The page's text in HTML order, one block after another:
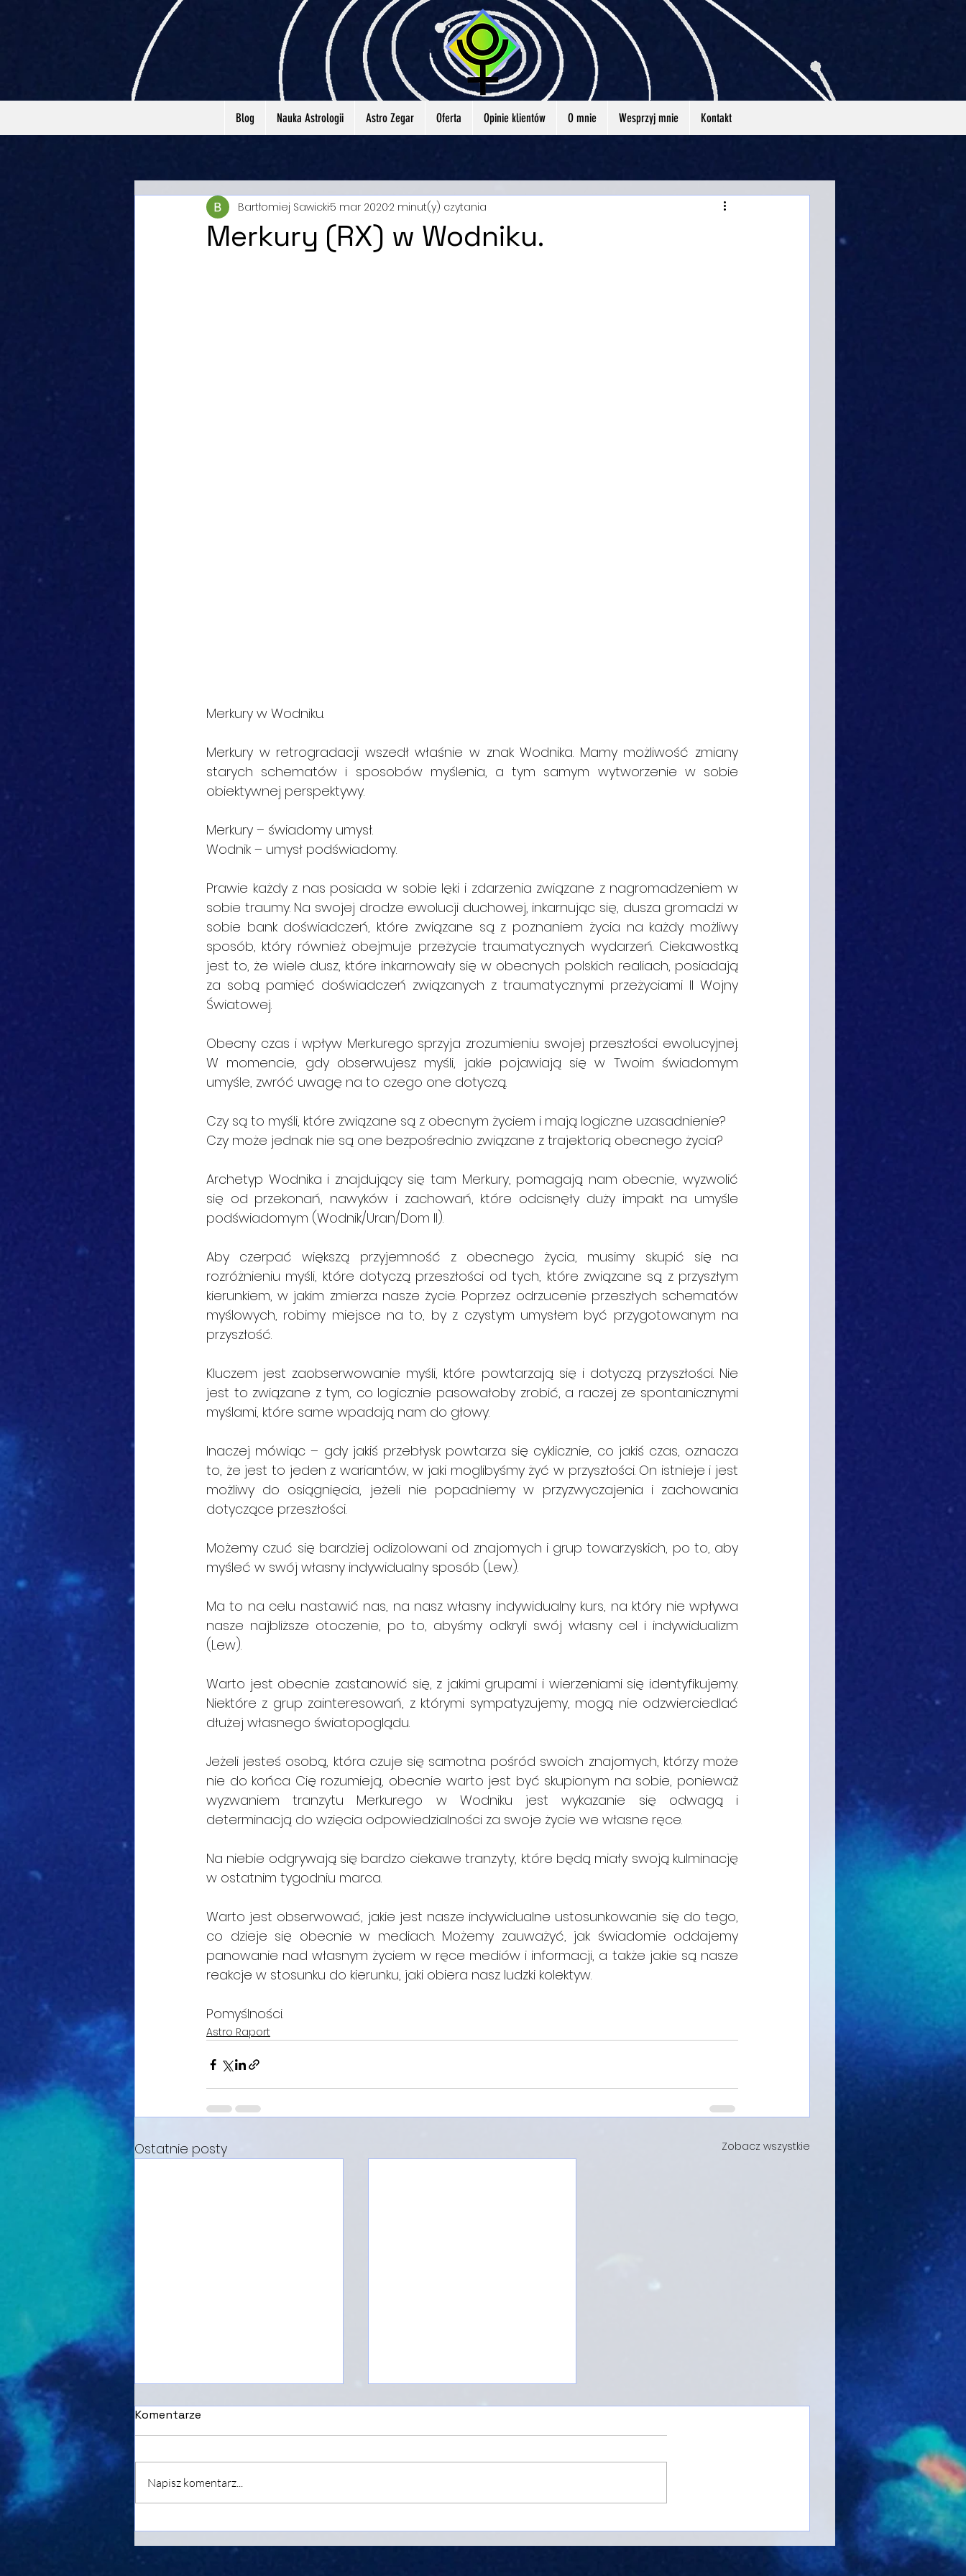
Blog Nauka Astrologii Astro Zegar Oferta Opinie klientów O mnie Wesprzyj mnie Kontakt
Merkury (RX) w Wodniku.
Bartłomiej Sawicki5 mar 20202 minut(y) czytania
Merkury w Wodniku.
Merkury w retrogradacji wszedł właśnie w znak Wodnika. Mamy możliwość zmiany
starych schematów i sposobów myślenia, a tym samym wytworzenie w sobie
obiektywnej perspektywy.
Merkury – świadomy umysł.
Wodnik – umysł podświadomy.
Prawie każdy z nas posiada w sobie lęki i zdarzenia związane z nagromadzeniem w
sobie traumy. Na swojej drodze ewolucji duchowej, inkarnując się, dusza gromadzi w
sobie bank doświadczeń, które związane są z poznaniem życia na każdy możliwy
sposób, który również obejmuje przeżycie traumatycznych wydarzeń. Ciekawostką
jest to, że wiele dusz, które inkarnowały się w obecnych polskich realiach, posiadają
za sobą pamięć doświadczeń związanych z traumatycznymi przeżyciami II Wojny
Światowej.
Obecny czas i wpływ Merkurego sprzyja zrozumieniu swojej przeszłości ewolucyjnej.
W momencie, gdy obserwujesz myśli, jakie pojawiają się w Twoim świadomym
umyśle, zwróć uwagę na to czego one dotyczą.
Czy są to myśli, które związane są z obecnym życiem i mają logiczne uzasadnienie?
Czy może jednak nie są one bezpośrednio związane z trajektorią obecnego życia?
Archetyp Wodnika i znajdujący się tam Merkury, pomagają nam obecnie, wyzwolić
się od przekonań, nawyków i zachowań, które odcisnęły duży impakt na umyśle
podświadomym (Wodnik/Uran/Dom II).
Aby czerpać większą przyjemność z obecnego życia, musimy skupić się na
rozróżnieniu myśli, które dotyczą przeszłości od tych, które związane są z przyszłym
kierunkiem, w jakim zmierza nasze życie. Poprzez odrzucenie przeszłych schematów
myślowych, robimy miejsce na to, by z czystym umysłem być przygotowanym na
przyszłość.
Kluczem jest zaobserwowanie myśli, które powtarzają się i dotyczą przyszłości. Nie
jest to związane z tym, co logicznie pasowałoby zrobić, a raczej ze spontanicznymi
myślami, które same wpadają nam do głowy.
Inaczej mówiąc – gdy jakiś przebłysk powtarza się cyklicznie, co jakiś czas, oznacza
to, że jest to jeden z wariantów, w jaki moglibyśmy żyć w przyszłości. On istnieje i jest
możliwy do osiągnięcia, jeżeli nie popadniemy w przyzwyczajenia i zachowania
dotyczące przeszłości.
Możemy czuć się bardziej odizolowani od znajomych i grup towarzyskich, po to, aby
myśleć w swój własny indywidualny sposób (Lew).
Ma to na celu nastawić nas, na nasz własny indywidualny kurs, na który nie wpływa
nasze najbliższe otoczenie, po to, abyśmy odkryli swój własny cel i indywidualizm
(Lew).
Warto jest obecnie zastanowić się, z jakimi grupami i wierzeniami się identyfikujemy.
Niektóre z grup zainteresowań, z którymi sympatyzujemy, mogą nie odzwierciedlać
dłużej własnego światopoglądu.
Jeżeli jesteś osobą, która czuje się samotna pośród swoich znajomych, którzy może
nie do końca Cię rozumieją, obecnie warto jest być skupionym na sobie, ponieważ
wyzwaniem tranzytu Merkurego w Wodniku jest wykazanie się odwagą i
determinacją do wzięcia odpowiedzialności za swoje życie we własne ręce.
Na niebie odgrywają się bardzo ciekawe tranzyty, które będą miały swoją kulminację
w ostatnim tygodniu marca.
Warto jest obserwować, jakie jest nasze indywidualne ustosunkowanie się do tego,
co dzieje się obecnie w mediach. Możemy zauważyć, jak świadomie oddajemy
panowanie nad własnym życiem w ręce mediów i informacji, a także jakie są nasze
reakcje w stosunku do kierunku, jaki obiera nasz ludzki kolektyw.
Pomyślności.
Astro Raport
Ostatnie posty Zobacz wszystkie
astrologiczna. Część 1/2
w znakach Wodnika i
Komentarze
Napisz komentarz...